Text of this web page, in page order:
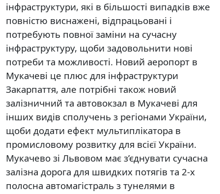
інфраструктури, які в більшості випадків вже
повністю виснажені, відпрацьовані і
потребують повної заміни на сучасну
інфраструктуру, щоби задовольнити нові
потреби та можливості. Новий аеропорт в
Мукачеві це плюс для інфраструктури
Закарпаття, але потрібні також новий
залізничний та автовокзал в Мукачеві для
інших видів сполучень з регіонами України,
щоби додати ефект мультиплікатора в
промисловому розвитку для всієї України.
Мукачево зі Львовом має з’єднувати сучасна
залізна дорога для швидких потягів та 2-х
полосна автомагістраль з тунелями в